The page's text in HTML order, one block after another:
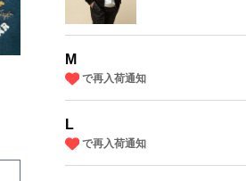
M
で再入荷通知
L
で再入荷通知